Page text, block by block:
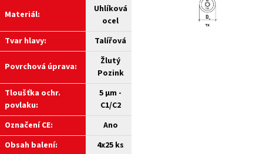
Materiál:
Uhlíková
ocel
Tvar hlavy:
Talířová
Povrchová úprava:
Žlutý
Pozink
Tloušťka ochr.
povlaku:
5 µm -
C1/C2
Označení CE:
Ano
Obsah balení:
4x25 ks